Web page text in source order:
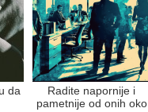
da
Radite napornije i
pametnije od onih oko